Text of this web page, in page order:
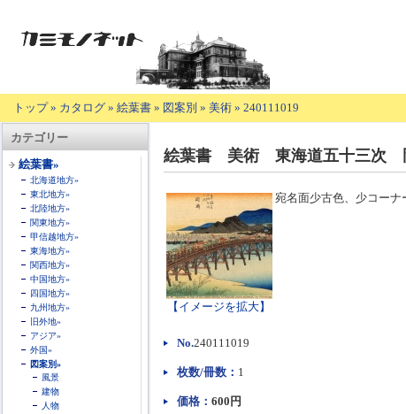
トップ» カタログ » 絵葉書 » 図案別 » 美術 » 240111019
カテゴリー
絵葉書»
北海道地方»
東北地方»
北陸地方»
関東地方»
甲信越地方»
東海地方»
関西地方»
中国地方»
四国地方»
九州地方»
旧外地»
アジア»
外国»
図案別»
風景
建物
人物
品
の
明】
絵葉書 美術 東海道五十三次
【イメージを拡大】
宛名面少古色、少コーナ
No.240111019
枚数/冊数： 1
価格： 600円